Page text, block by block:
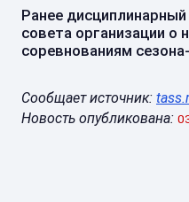
Ранее
совета организации о
соревнованиям
Сообщает источник:
Новость опубликована: